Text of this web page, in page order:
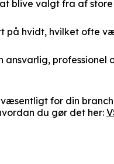
blive valgt fra af
på hvidt, hvilket ofte
ansvarlig, professionel
for din
du gør det her: